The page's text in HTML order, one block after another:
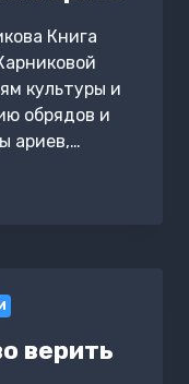
Книга
культуры и
обрядов и
ариев,…
верить